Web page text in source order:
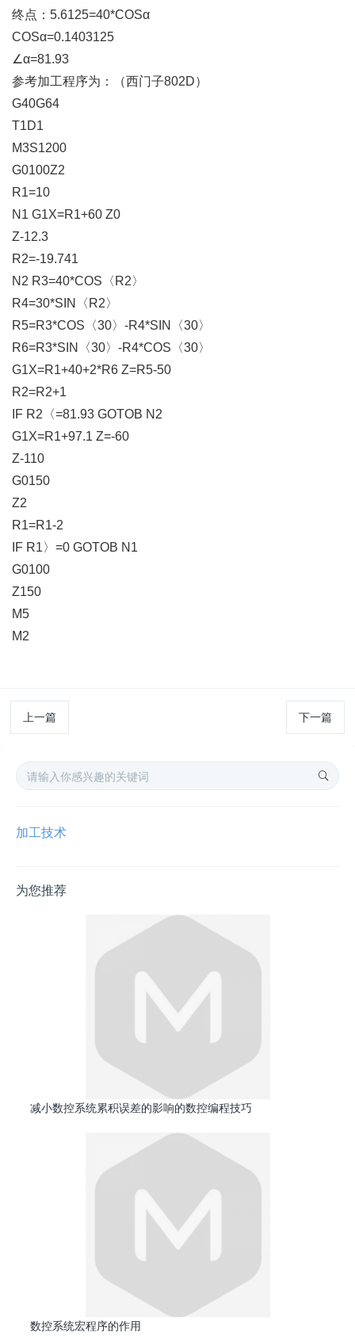
终点： 5.6125=40*COSα
COSα=0.1403125
∠α=81.93
参考加工程序为：（西门子802D）
G40G64
T1D1
M3S1200
G0100Z2
R1=10
N1 G1X=R1+60 Z0
Z-12.3
R2=-19.741
N2 R3=40*COS〈 R2〉
R4=30*SIN〈 R2〉
R5=R3*COS〈30〉-R4*SIN〈30〉
R6=R3*SIN〈30〉-R4*COS〈30〉
G1X=R1+40+2*R6 Z=R5-50
R2=R2+1
IF R2〈=81.93 GOTOB N2
G1X=R1+97.1 Z=-60
Z-110
G0150
Z2
R1=R1-2
IF R1〉 =0 GOTOB N1
G0100
Z150
M5
M2
上一篇 下一篇
加工技术
为您推荐
减小数控系统累积误差的影响的数控编程技巧
数控系统宏程序的作用